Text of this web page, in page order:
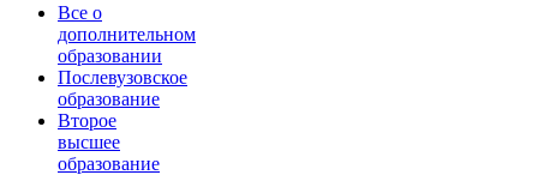
Все о
дополнительном
образовании
Послевузовское
образование
Второе
высшее
образование